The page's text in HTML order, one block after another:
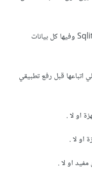
اعتمدت في تطبيقي على Sqlite database وفيها كل بيانات
قبل رفع تطبيقي
او لا .
لا .
او لا .